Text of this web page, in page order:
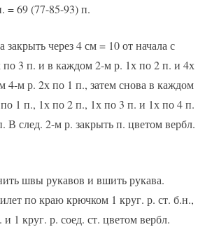
= 69 (77-85-93) п.
закрыть через 4 см = 10 от начала с
по 3 п. и в каждом 2-м р. 1х по 2 п. и 4х
4-м р. 2х по 1 п., затем снова в каждом
1 п., 1х по 2 п., 1х по 3 п. и 1х по 4 п.
В след. 2-м р. закрыть п. цветом вербл.
швы рукавов и вшить рукава.
по краю крючком 1 круг. р. ст. б.н.,
и 1 круг. р. соед. ст. цветом вербл.